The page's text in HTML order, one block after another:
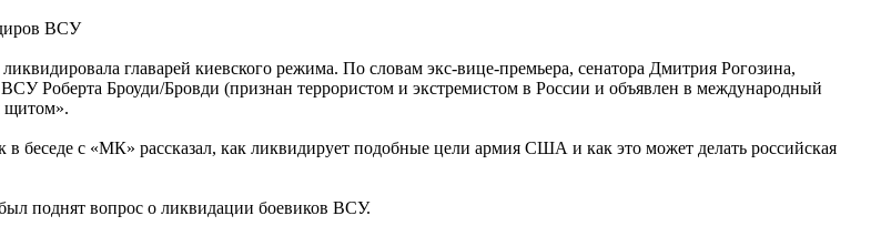
ВСУ
главарей киевского режима. По словам экс-вице-премьера, сенатора Дмитрия Рогозина,
Роберта Броуди/Бровди (признан террористом и экстремистом в России и объявлен в международный
щитом».
с «МК» рассказал, как ликвидирует подобные цели армия США и как это может делать российская
поднят вопрос о ликвидации боевиков ВСУ.